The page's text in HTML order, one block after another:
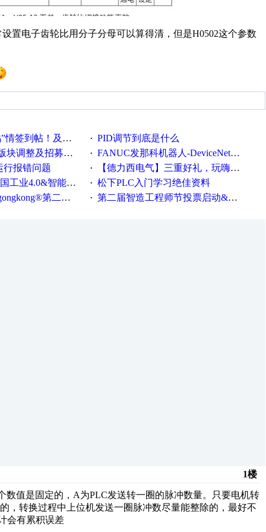
置电子齿轮比用分子分母可以算得清，但是H0502这个参数
时更新在线研讨会预告 · PID调节到底是什么
整及招募版主公告
· FANUC发那科机器人-DeviceNet通信使用手册(中文)
行报错问题
·
【德力西电气】三重好礼，玩嗨夏日！
能制造高级培训班通知！
· 松下PLC入门学习绝佳资料
智造工程师节正式起航！
· 第二届智造工程师节投票启动&周周有礼！
1楼
值是固定的，A为PLC发送转一圈的脉冲数量。只要电机转
，转换过程中上位机发送一圈脉冲数尽量能整除的，最好不
会有累积误差